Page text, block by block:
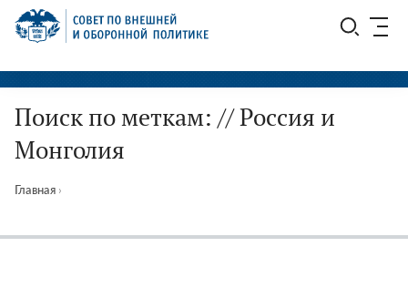
Перейти
СВОП
Поиск по меткам: // Россия и
Монголия
Главная ›